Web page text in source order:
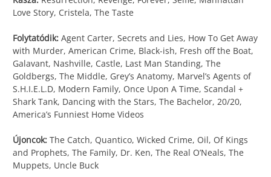
Love Story, Cristela, The Taste
Folytatódik: Agent Carter, Secrets and Lies, How To Get Away
with Murder, American Crime, Black-ish, Fresh off the Boat,
Galavant, Nashville, Castle, Last Man Standing, The
Goldbergs, The Middle, Grey’s Anatomy, Marvel’s Agents of
S.H.I.E.L.D, Modern Family, Once Upon A Time, Scandal +
Shark Tank, Dancing with the Stars, The Bachelor, 20/20,
America’s Funniest Home Videos
Újoncok: The Catch, Quantico, Wicked Crime, Oil, Of Kings
and Prophets, The Family, Dr. Ken, The Real O’Neals, The
Muppets, Uncle Buck